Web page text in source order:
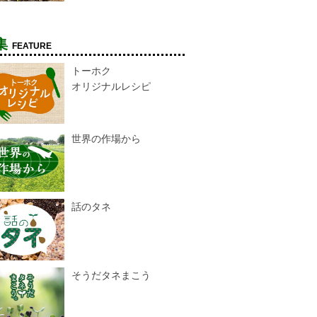
FEATURE
トーホク
オリジナルレシピ
世界の作場から
話のタネ
そうだタネまこう